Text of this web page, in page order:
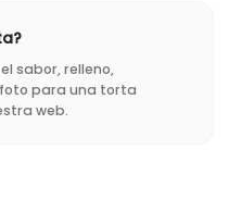
sabor, relleno,
para una torta
web.